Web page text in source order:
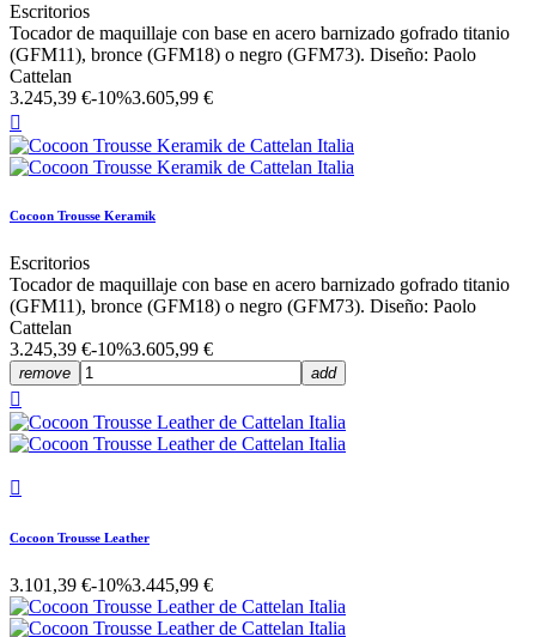
Escritorios
Tocador de maquillaje con base en acero barnizado gofrado titanio
(GFM11), bronce (GFM18) o negro (GFM73). Diseño: Paolo
Cattelan
3.245,39 €-10%3.605,99 €

Cocoon Trousse Keramik
Escritorios
Tocador de maquillaje con base en acero barnizado gofrado titanio
(GFM11), bronce (GFM18) o negro (GFM73). Diseño: Paolo
Cattelan
3.245,39 €-10%3.605,99 €
remove add


Cocoon Trousse Leather
3.101,39 €-10%3.445,99 €